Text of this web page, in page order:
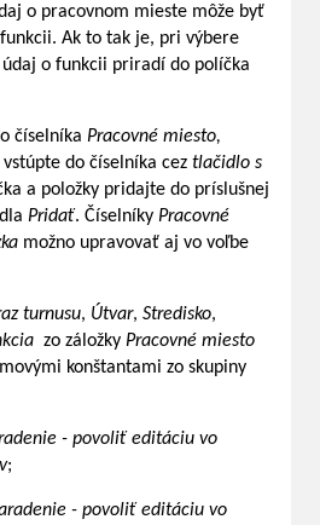
o pracovnom mieste môže byť
Ak to tak je, pri výbere
o funkcii priradí do políčka
číselníka Pracovné miesto,
vstúpte do číselníka cez tlačidlo s
a položky pridajte do príslušnej
Pridať. Číselníky Pracovné
možno upravovať aj vo voľbe
turnusu, Útvar, Stredisko,
zo záložky Pracovné miesto
konštantami zo skupiny
- povoliť editáciu vo
;
- povoliť editáciu vo